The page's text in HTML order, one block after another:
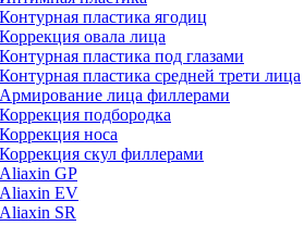
Контурная пластика ягодиц
Коррекция овала лица
Контурная пластика под глазами
Контурная пластика средней трети лица
Армирование лица филлерами
Коррекция подбородка
Коррекция носа
Коррекция скул филлерами
Aliaxin GP
Aliaxin EV
Aliaxin SR